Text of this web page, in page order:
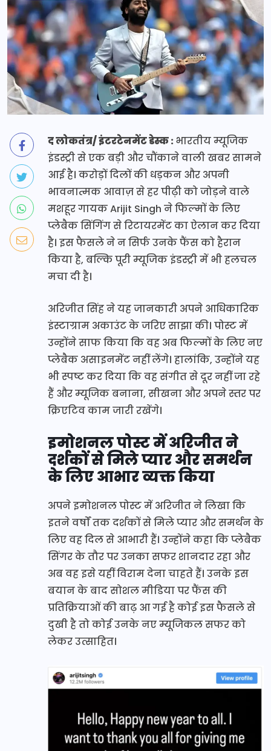
द लोकतंत्र/ इंटरटेनमेंट डेस्क :भारतीय म्यूजिक
इंडस्ट्री से एक बड़ी और चौंकाने वाली खबर सामने
आई है। करोड़ों दिलों की धड़कन और अपनी
भावनात्मक आवाज़ से हर पीढ़ी को जोड़ने वाले
मशहूर गायक Arijit Singh ने फिल्मों के लिए
प्लेबैक सिंगिंग से रिटायरमेंट का ऐलान कर दिया
है। इस फैसले ने न सिर्फ उनके फैंस को हैरान
किया है, बल्कि पूरी म्यूजिक इंडस्ट्री में भी हलचल
मचा दी है।
अरिजीत सिंह ने यह जानकारी अपने आधिकारिक
इंस्टाग्राम अकाउंट के जरिए साझा की। पोस्ट में
उन्होंने साफ किया कि वह अब फिल्मों के लिए नए
प्लेबैक असाइनमेंट नहीं लेंगे। हालांकि, उन्होंने यह
भी स्पष्ट कर दिया कि वह संगीत से दूर नहीं जा रहे
हैं और म्यूजिक बनाना, सीखना और अपने स्तर पर
क्रिएटिव काम जारी रखेंगे।
इमोशनल पोस्ट में अरिजीत ने
दर्शकों से मिले प्यार और समर्थन
के लिए आभार व्यक्त किया
अपने इमोशनल पोस्ट में अरिजीत ने लिखा कि
इतने वर्षों तक दर्शकों से मिले प्यार और समर्थन के
लिए वह दिल से आभारी हैं। उन्होंने कहा कि प्लेबैक
सिंगर के तौर पर उनका सफर शानदार रहा और
अब वह इसे यहीं विराम देना चाहते हैं। उनके इस
बयान के बाद सोशल मीडिया पर फैंस की
प्रतिक्रियाओं की बाढ़ आ गई है कोई इस फैसले से
दुखी है तो कोई उनके नए म्यूजिकल सफर को
लेकर उत्साहित।